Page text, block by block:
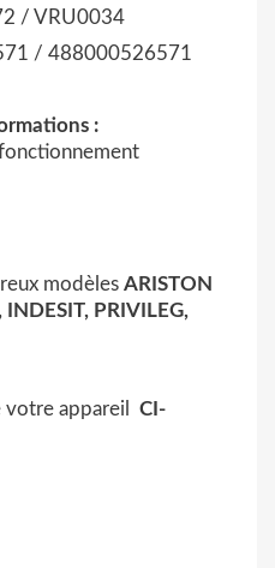
/ VRU0034
/ 488000526571
:
modèles ARISTON
PRIVILEG,
appareil CI-